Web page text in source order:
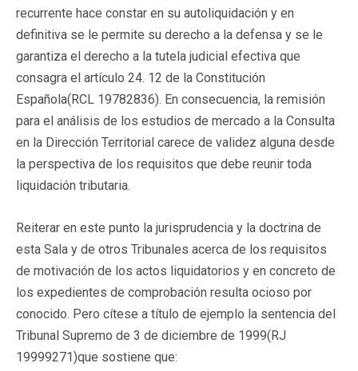
recurrente hace constar en su autoliquidación y en
definitiva se le permite su derecho a la defensa y se le
garantiza el derecho a la tutela judicial efectiva que
consagra el artículo 24. 12 de la Constitución
Española(RCL 19782836). En consecuencia, la remisión
para el análisis de los estudios de mercado a la Consulta
en la Dirección Territorial carece de validez alguna desde
la perspectiva de los requisitos que debe reunir toda
liquidación tributaria.
Reiterar en este punto la jurisprudencia y la doctrina de
esta Sala y de otros Tribunales acerca de los requisitos
de motivación de los actos liquidatorios y en concreto de
los expedientes de comprobación resulta ocioso por
conocido. Pero cítese a título de ejemplo la sentencia del
Tribunal Supremo de 3 de diciembre de 1999(RJ
19999271)que sostiene que: